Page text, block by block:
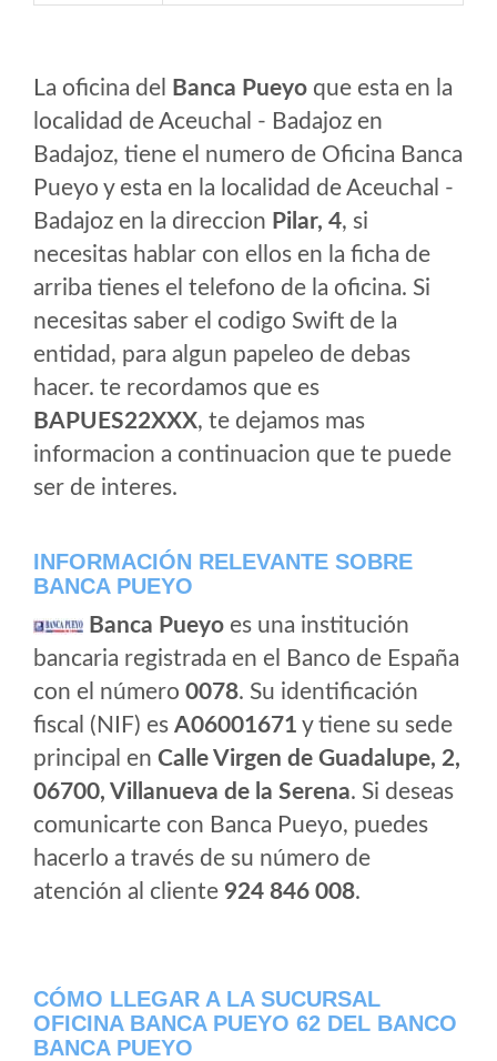
La oficina del Banca Pueyo que esta en la
localidad de Aceuchal - Badajoz en
Badajoz, tiene el numero de Oficina Banca
Pueyo y esta en la localidad de Aceuchal -
Badajoz en la direccion Pilar, 4, si
necesitas hablar con ellos en la ficha de
arriba tienes el telefono de la oficina. Si
necesitas saber el codigo Swift de la
entidad, para algun papeleo de debas
hacer. te recordamos que es
BAPUES22XXX, te dejamos mas
informacion a continuacion que te puede
ser de interes.
INFORMACIÓN RELEVANTE SOBRE
BANCA PUEYO
Banca Pueyo es una institución
bancaria registrada en el Banco de España
con el número 0078. Su identificación
fiscal (NIF) es A06001671 y tiene su sede
principal en Calle Virgen de Guadalupe, 2,
06700, Villanueva de la Serena. Si deseas
comunicarte con Banca Pueyo, puedes
hacerlo a través de su número de
atención al cliente 924 846 008.
CÓMO LLEGAR A LA SUCURSAL
OFICINA BANCA PUEYO 62 DEL BANCO
BANCA PUEYO